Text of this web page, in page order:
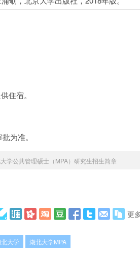
住宿。
为准。
学公共管理硕士（MPA）研究生招生简章
更
大学 湖北大学MPA